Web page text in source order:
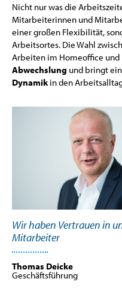
Nicht nur was die
Mitarbeiterinnen und
einer großen Flexibilität,
Arbeitsortes. Die Wahl
Arbeiten im Homeoffice und
Abwechslung und bringt
Dynamik in den
Wir haben Vertrauen in
Mitarbeiter
Thomas Deicke
Geschäftsführung